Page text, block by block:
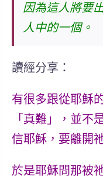
因為這人將要
人中的一個。
讀經分享：
有很多跟從耶穌
「真難」，並不
信耶穌，要離開
於是耶穌問那被